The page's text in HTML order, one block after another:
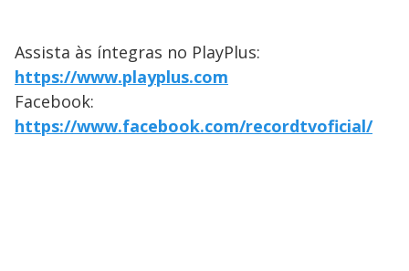
Assista às íntegras no PlayPlus:
https://www.playplus.com
Facebook:
https://www.facebook.com/recordtvoficial/